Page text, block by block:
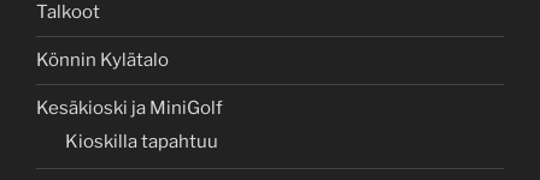
Talkoot
Könnin Kylätalo
Kesäkioski ja MiniGolf
Kioskilla tapahtuu